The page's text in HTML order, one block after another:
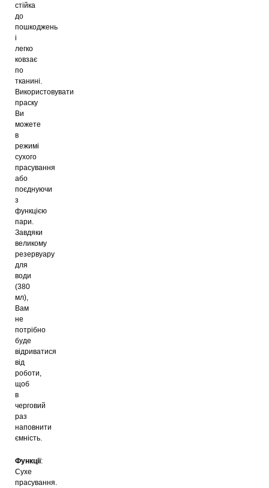
стійка
до
пошкоджень
і
легко
ковзає
по
тканині.
Використовувати
праску
Ви
можете
в
режимі
сухого
прасування
або
поєднуючи
з
функцією
пари.
Завдяки
великому
резервуару
для
води
(380
мл),
Вам
не
потрібно
буде
відриватися
від
роботи,
щоб
в
черговий
раз
наповнити
ємність.
Функції:
Сухе
прасування.